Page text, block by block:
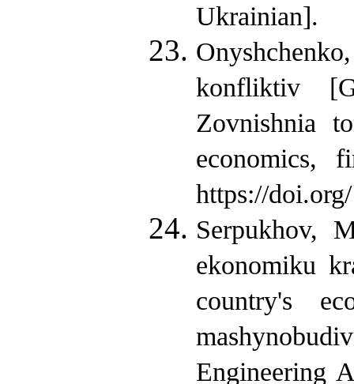
Ukrainian].
konfliktiv
Zovnishnia
economics,
https://
Serpukhov,
ekonomiku
country's
Engineering